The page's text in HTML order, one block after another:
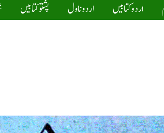
اردو کتابیں اردو ناول پشتو کتابیں